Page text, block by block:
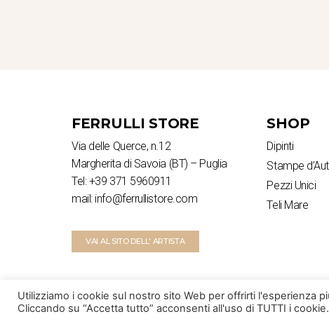
FERRULLI STORE
Via delle Querce, n.12
Margherita di Savoia (BT) – Puglia
Tel: +39 371 5960911
mail: info@ferrullistore.com
VAI AL SITO DELL' ARTISTA
SHOP
Dipinti
Stampe
Pezzi Unici
Teli Mare
Utilizziamo i cookie sul nostro sito Web per offrirti l'esperienza
Cliccando su “Accetta tutto” acconsenti all'uso di TUTTI i